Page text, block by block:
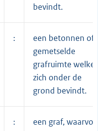
bevindt.
:
een betonnen of
gemetselde
grafruimte welke
zich onder de
grond bevindt.
:
een graf, waarvoor